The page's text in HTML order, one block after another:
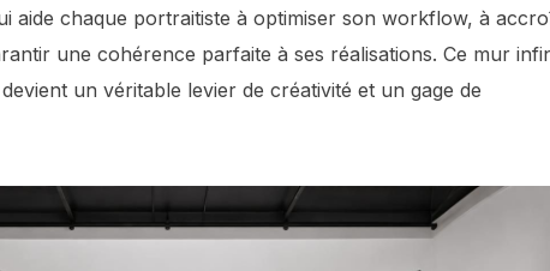
aide chaque portraitiste à optimiser son workflow, à
une cohérence parfaite à ses réalisations. Ce mur
un véritable levier de créativité et un gage de